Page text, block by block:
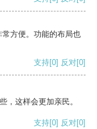
方便。功能的布局也
支持[0] 反对[0]
，这样会更加亲民。
支持[0] 反对[0]